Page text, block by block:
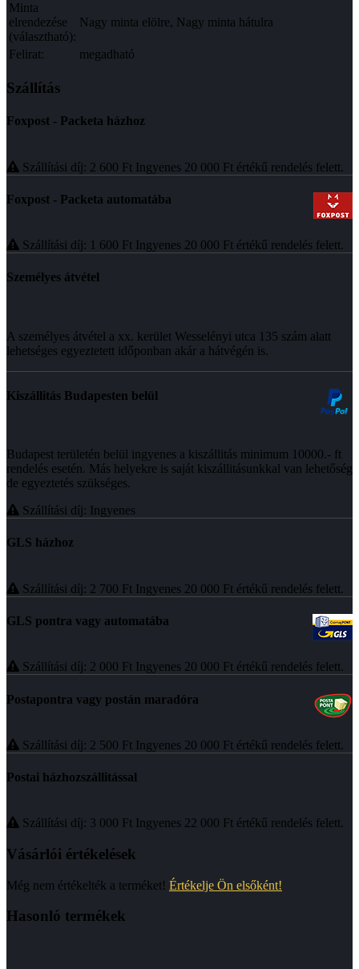
Minta
elrendezése
(választható):
Nagy minta elölre, Nagy minta hátulra
Felirat: megadható
Szállítás
Foxpost - Packeta házhoz
Szállítási díj: 2 600 Ft Ingyenes 20 000 Ft értékű rendelés felett.
Foxpost - Packeta automatába
Szállítási díj: 1 600 Ft Ingyenes 20 000 Ft értékű rendelés felett.
Személyes átvétel
A személyes átvétel a xx. kerület Wesselényi utca 135 szám alatt
lehetséges egyeztetett időponban akár a hátvégén is.
Kiszállitás Budapesten belül
Budapest területén belül ingyenes a kiszállitás minimum 10000.- ft
rendelés esetén. Más helyekre is saját kiszállitásunkkal van lehetőség
de egyeztetés szükséges.
Szállítási díj: Ingyenes
GLS házhoz
Szállítási díj: 2 700 Ft Ingyenes 20 000 Ft értékű rendelés felett.
GLS pontra vagy automatába
Szállítási díj: 2 000 Ft Ingyenes 20 000 Ft értékű rendelés felett.
Postapontra vagy postán maradóra
Szállítási díj: 2 500 Ft Ingyenes 20 000 Ft értékű rendelés felett.
Postai házhozszállitással
Szállítási díj: 3 000 Ft Ingyenes 22 000 Ft értékű rendelés felett.
Vásárlói értékelések
Még nem értékelték a terméket! Értékelje Ön elsőként!
Hasonló termékek